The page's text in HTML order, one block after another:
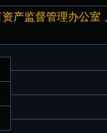
产监督管理办公室